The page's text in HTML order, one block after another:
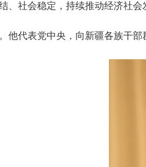
、社会稳定，持续推动经济社
他代表党中央，向新疆各族干部